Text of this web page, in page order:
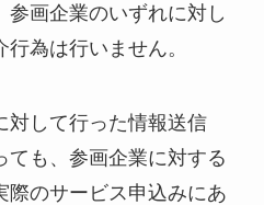
参画企業のいずれに対し
為は行いません。
対して行った情報送信
ても、参画企業に対する
際のサービス申込みにあ